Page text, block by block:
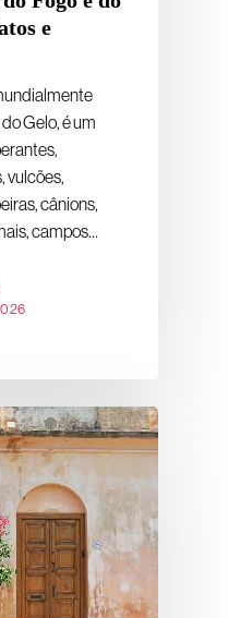
e
Gelo, é um
vulcões,
cânions,
campos…